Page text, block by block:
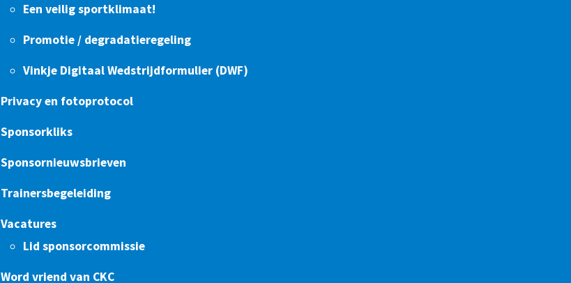
Een veilig sportklimaat!
Promotie / degradatieregeling
Vinkje Digitaal Wedstrijdformulier (DWF)
Privacy en fotoprotocol
Sponsorkliks
Sponsornieuwsbrieven
Trainersbegeleiding
Vacatures
Lid sponsorcommissie
Word vriend van CKC